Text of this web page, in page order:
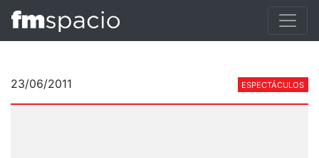
23/06/2011 ESPECTÁCULOS